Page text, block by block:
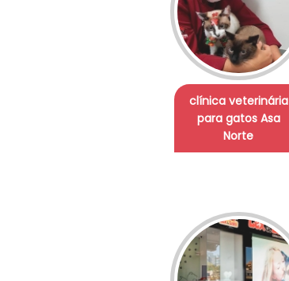
clínica veterinária
para gatos Asa
Norte